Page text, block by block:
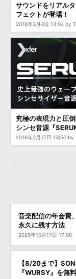
サウンドをリアル
フェクトが登場！
2016年3月4日 13:04 by
究極の表現力と圧
シンセ音源『
2016年2月17日 13:50
音楽配信の年会費
永久に残す方法
2025年10月17日 17:00
【8/20まで】
『WURSY』を無